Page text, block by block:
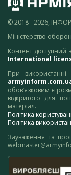
© 2018 - 2026,
Міністерство
Контент доступний
International
При
обов’язковим є
відкритого для
матеріал.
Політика
Політика
Зауваження та